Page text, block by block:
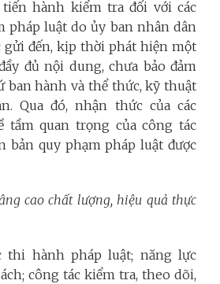
hành kiểm tra đối với các
pháp luật do ủy ban nhân dân
gửi đến, kịp thời phát hiện một
đủ nội dung, chưa bảo đảm
ban hành và thể thức, kỹ thuật
Qua đó, nhận thức của các
tầm quan trọng của công tác
bản quy phạm pháp luật được
cao chất lượng, hiệu quả thực
thi hành pháp luật; năng lực
công tác kiểm tra, theo dõi,